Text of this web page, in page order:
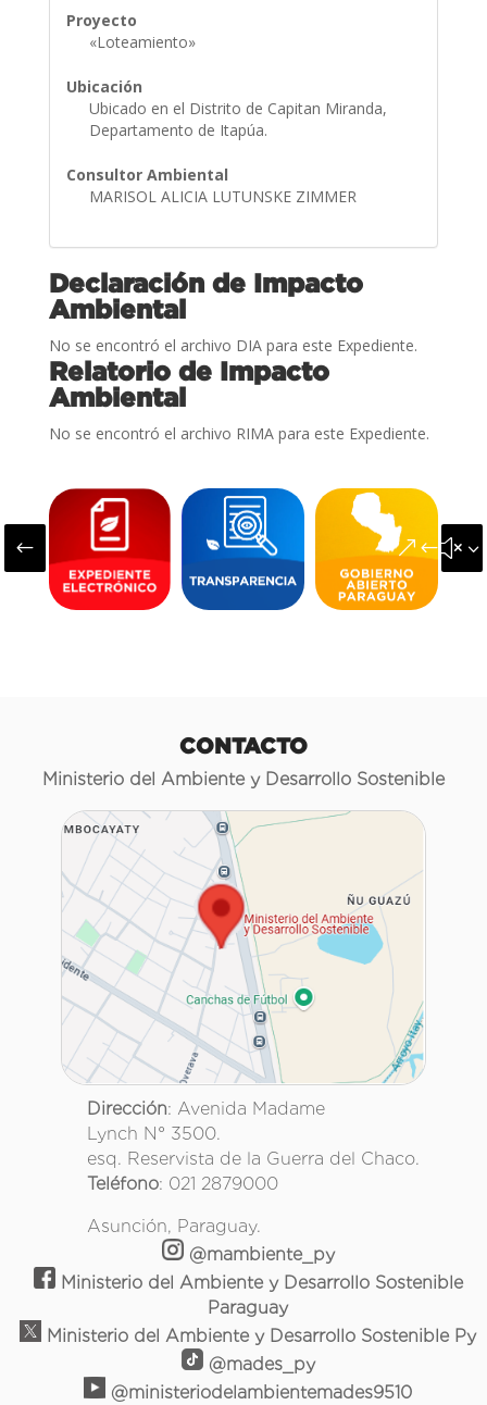
Proyecto
«Loteamiento»
Ubicación
Ubicado en el Distrito de Capitan Miranda,
Departamento de Itapúa.
Consultor Ambiental
MARISOL ALICIA LUTUNSKE ZIMMER
Declaración de Impacto
Ambiental
No se encontró el archivo DIA para este Expediente.
Relatorio de Impacto
Ambiental
No se encontró el archivo RIMA para este Expediente.
#
CONTACTO
Ministerio del Ambiente y Desarrollo Sostenible
Dirección: Avenida Madame
Lynch N° 3500.
esq. Reservista de la Guerra del Chaco.
Teléfono: 021 2879000
Asunción, Paraguay.
@mambiente_py
Ministerio del Ambiente y Desarrollo Sostenible
Paraguay
Ministerio del Ambiente y Desarrollo Sostenible Py
@mades_py
@ministeriodelambientemades9510